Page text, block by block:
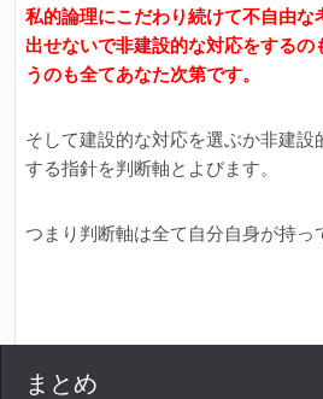
私的論理にこだわり続けて不自由な
出せないで非建設的な対応をする
うのも全てあなた次第です。
そして建設的な対応を選ぶか非建設
する指針を判断軸とよびます。
つまり判断軸は全て自分自身が持っ
まとめ